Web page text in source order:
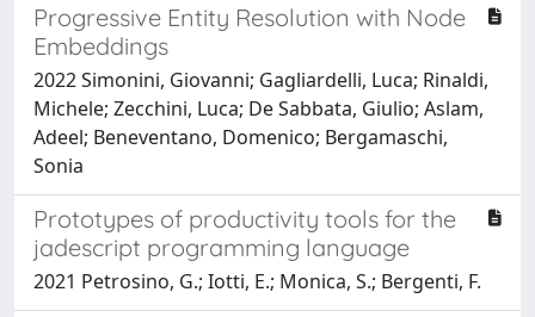
Progressive Entity Resolution with Node
Embeddings
2022 Simonini, Giovanni; Gagliardelli, Luca; Rinaldi,
Michele; Zecchini, Luca; De Sabbata, Giulio; Aslam,
Adeel; Beneventano, Domenico; Bergamaschi,
Sonia
Prototypes of productivity tools for the
jadescript programming language
2021 Petrosino, G.; Iotti, E.; Monica, S.; Bergenti, F.